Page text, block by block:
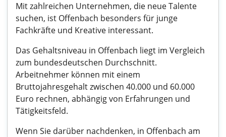
Mit zahlreichen Unternehmen, die neue Talente
suchen, ist Offenbach besonders für junge
Fachkräfte und Kreative interessant.
Das Gehaltsniveau in Offenbach liegt im Vergleich
zum bundesdeutschen Durchschnitt.
Arbeitnehmer können mit einem
Bruttojahresgehalt zwischen 40.000 und 60.000
Euro rechnen, abhängig von Erfahrungen und
Tätigkeitsfeld.
Wenn Sie darüber nachdenken, in Offenbach am